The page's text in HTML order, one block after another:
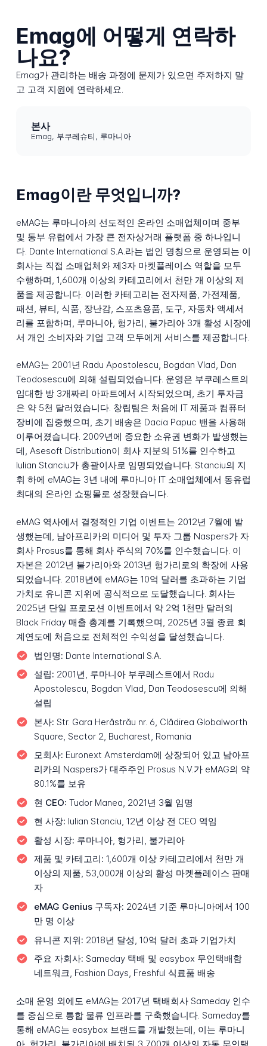
Emag에 어떻게 연락하
나요?
Emag가 관리하는 배송 과정에 문제가 있으면 주저하지 말
고 고객 지원에 연락하세요.
본사
Emag, 부쿠레슈티, 루마니아
Emag이란 무엇입니까?
eMAG는 루마니아의 선도적인 온라인 소매업체이며 중부
및 동부 유럽에서 가장 큰 전자상거래 플랫폼 중 하나입니
다. Dante International S.A.라는 법인 명칭으로 운영되는 이
회사는 직접 소매업체와 제3자 마켓플레이스 역할을 모두
수행하며, 1,600개 이상의 카테고리에서 천만 개 이상의 제
품을 제공합니다. 이러한 카테고리는 전자제품, 가전제품,
패션, 뷰티, 식품, 장난감, 스포츠용품, 도구, 자동차 액세서
리를 포함하며, 루마니아, 헝가리, 불가리아 3개 활성 시장에
서 개인 소비자와 기업 고객 모두에게 서비스를 제공합니다.
eMAG는 2001년 Radu Apostolescu, Bogdan Vlad, Dan
Teodosescu에 의해 설립되었습니다. 운영은 부쿠레스트의
임대한 방 3개짜리 아파트에서 시작되었으며, 초기 투자금
은 약 5천 달러였습니다. 창립팀은 처음에 IT 제품과 컴퓨터
장비에 집중했으며, 초기 배송은 Dacia Papuc 밴을 사용해
이루어졌습니다. 2009년에 중요한 소유권 변화가 발생했는
데, Asesoft Distribution이 회사 지분의 51%를 인수하고
Iulian Stanciu가 총괄이사로 임명되었습니다. Stanciu의 지
휘 하에 eMAG는 3년 내에 루마니아 IT 소매업체에서 동유럽
최대의 온라인 쇼핑몰로 성장했습니다.
eMAG 역사에서 결정적인 기업 이벤트는 2012년 7월에 발
생했는데, 남아프리카의 미디어 및 투자 그룹 Naspers가 자
회사 Prosus를 통해 회사 주식의 70%를 인수했습니다. 이
자본은 2012년 불가리아와 2013년 헝가리로의 확장에 사용
되었습니다. 2018년에 eMAG는 10억 달러를 초과하는 기업
가치로 유니콘 지위에 공식적으로 도달했습니다. 회사는
2025년 단일 프로모션 이벤트에서 약 2억 1천만 달러의
Black Friday 매출 총계를 기록했으며, 2025년 3월 종료 회
계연도에 처음으로 전체적인 수익성을 달성했습니다.
법인명: Dante International S.A.
설립: 2001년, 루마니아 부쿠레스트에서 Radu
Apostolescu, Bogdan Vlad, Dan Teodosescu에 의해
설립
본사: Str. Gara Herăstrău nr. 6, Clădirea Globalworth
Square, Sector 2, Bucharest, Romania
모회사: Euronext Amsterdam에 상장되어 있고 남아프
리카의 Naspers가 대주주인 Prosus N.V.가 eMAG의 약
80.1%를 보유
현 CEO: Tudor Manea, 2021년 3월 임명
현 사장: Iulian Stanciu, 12년 이상 전 CEO 역임
활성 시장: 루마니아, 헝가리, 불가리아
제품 및 카테고리: 1,600개 이상 카테고리에서 천만 개
이상의 제품, 53,000개 이상의 활성 마켓플레이스 판매
자
eMAG Genius 구독자: 2024년 기준 루마니아에서 100
만 명 이상
유니콘 지위: 2018년 달성, 10억 달러 초과 기업가치
주요 자회사: Sameday 택배 및 easybox 무인택배함
네트워크, Fashion Days, Freshful 식료품 배송
소매 운영 외에도 eMAG는 2017년 택배회사 Sameday 인수
를 중심으로 통합 물류 인프라를 구축했습니다. Sameday를
통해 eMAG는 easybox 브랜드를 개발했는데, 이는 루마니